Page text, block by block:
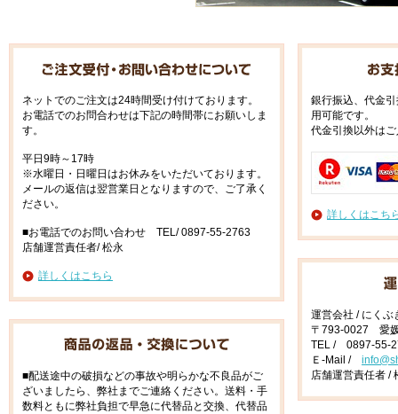
ネットでのご注文は24時間受け付けております。
お電話でのお問合わせは下記の時間帯にお願いしま
す。
平日9時～17時
※水曜日・日曜日はお休みをいただいております。
メールの返信は翌営業日となりますので、ご了承く
ださい。
■お電話でのお問い合わせ TEL/ 0897-55-2763
店舗運営責任者/ 松永
詳しくはこちら
■配送途中の破損などの事故や明らかな不良品がご
ざいましたら、弊社までご連絡ください。送料・手
数料ともに弊社負担で早急に代替品と交換、代替品
銀行振込、代金
用可能です。
代金引換以外は
詳しくはこち
運営会社 / にくぶ
〒793-0027 愛
TEL / 0897-55-
Ｅ-Mail /
店舗運営責任者 /